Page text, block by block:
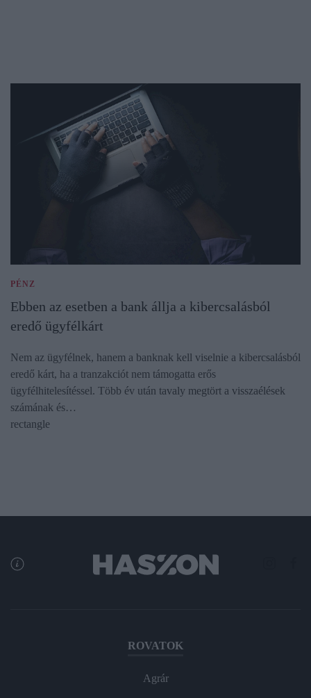
PÉNZ
Ebben az esetben a bank állja a kibercsalásból
eredő ügyfélkárt
Nem az ügyfélnek, hanem a banknak kell viselnie a kibercsalásból
eredő kárt, ha a tranzakciót nem támogatta erős
ügyfélhitelesítéssel. Több év után tavaly megtört a visszaélések
számának és…
rectangle
ROVATOK
Agrár